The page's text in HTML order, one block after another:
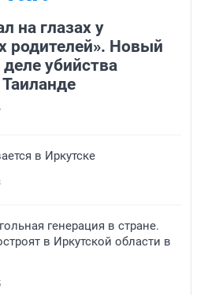
на глазах у
родителей». Новый
убийства
в Иркутске
генерация в стране.
в Иркутской области в